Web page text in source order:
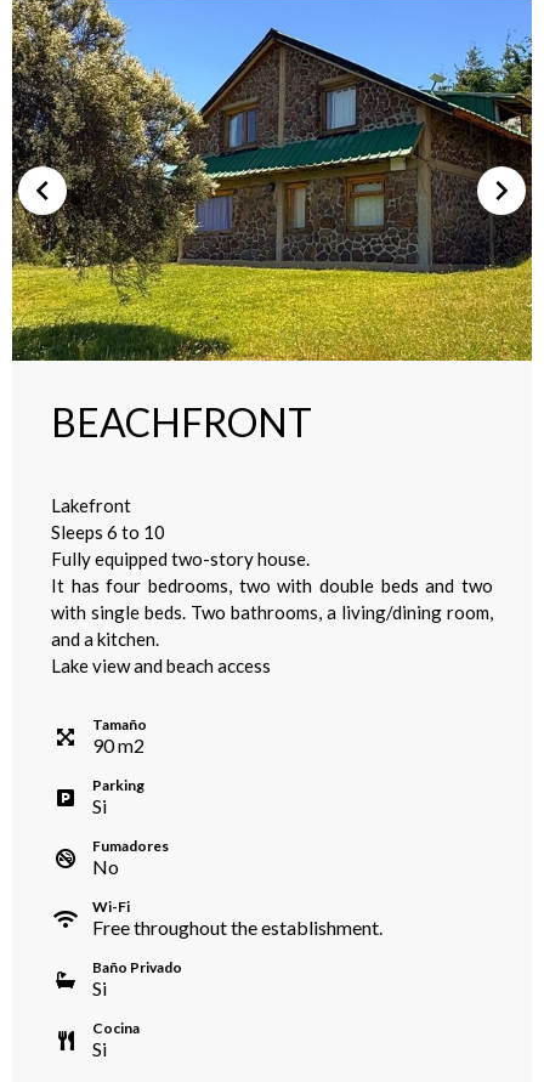
BEACHFRONT
Lakefront
Sleeps 6 to 10
Fully equipped two-story house.
It has four bedrooms, two with double beds and two
with single beds. Two bathrooms, a living/dining room,
and a kitchen.
Lake view and beach access
Tamaño
90m2
Parking
Si
Fumadores
No
Wi-Fi
Free throughout the establishment.
Baño Privado
Si
Cocina
Si